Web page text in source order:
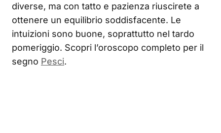
diverse, ma con tatto e pazienza riuscirete a
ottenere un equilibrio soddisfacente. Le
intuizioni sono buone, soprattutto nel tardo
pomeriggio. Scopri l’oroscopo completo per il
segno Pesci.